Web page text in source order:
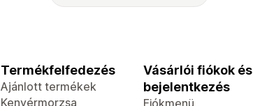
Termékfelfedezés
Ajánlott termékek
Kenyérmorzsa
Vásárlói fiókok és
bejelentkezés
Fiókmenü